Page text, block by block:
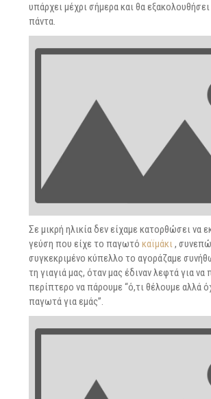
υπάρχει μέχρι σήμερα και θα
πάντα.
Σε μικρή ηλικία δεν είχαμε κατορθώσει να
γεύση που είχε το παγωτό καϊμάκι ,
συγκεκριμένο κύπελλο το αγοράζαμε
τη γιαγιά μας, όταν μας έδιναν λεφτά για να
περίπτερο να πάρουμε “ό,τι θέλουμε αλλά
παγωτά για εμάς”.